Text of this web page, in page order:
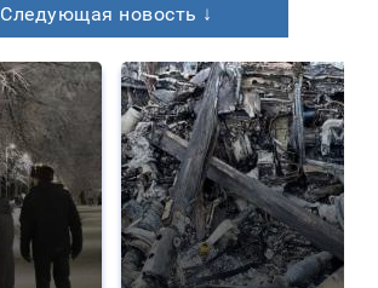
Следующая новость ↓